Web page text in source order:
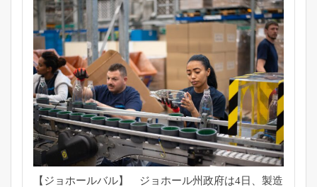
【ジョホールバル】 ジョホール州政府は4日、 製造